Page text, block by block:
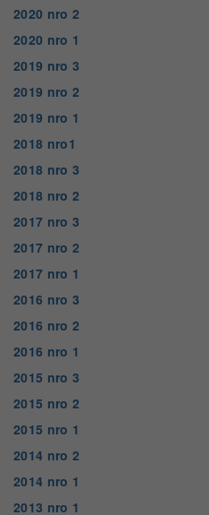
2020 nro 2
2020 nro 1
2019 nro 3
2019 nro 2
2019 nro 1
2018 nro1
2018 nro 3
2018 nro 2
2017 nro 3
2017 nro 2
2017 nro 1
2016 nro 3
2016 nro 2
2016 nro 1
2015 nro 3
2015 nro 2
2015 nro 1
2014 nro 2
2014 nro 1
2013 nro 1